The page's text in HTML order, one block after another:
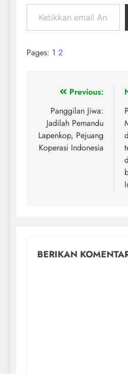
Pages: 1 2
Previous:
Panggilan Jiwa:
Jadilah Pemandu
Lapenkop, Pejuang
Koperasi Indonesia
BERIKAN